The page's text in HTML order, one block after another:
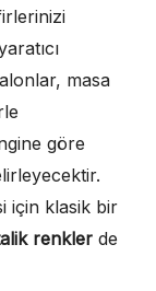
masa
göre
için klasik bir
renkler de